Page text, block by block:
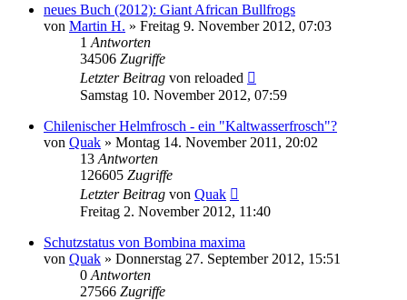
neues Buch (2012): Giant African Bullfrogs
von Martin H. » Freitag 9. November 2012, 07:03
1 Antworten
34506 Zugriffe
Letzter Beitrag von reloaded
Samstag 10. November 2012, 07:59
Chilenischer Helmfrosch - ein "Kaltwasserfrosch"?
von Quak » Montag 14. November 2011, 20:02
13 Antworten
126605 Zugriffe
Letzter Beitrag von Quak
Freitag 2. November 2012, 11:40
Schutzstatus von Bombina maxima
von Quak » Donnerstag 27. September 2012, 15:51
0 Antworten
27566 Zugriffe